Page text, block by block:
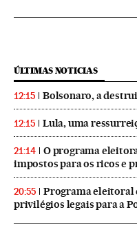
ÚLTIMAS NOTICIAS
12:15 Bolsonaro, a
12:15 Lula, uma
21:14
O programa
impostos para os ricos e
20:55
Programa eleitoral
privilégios legais para a